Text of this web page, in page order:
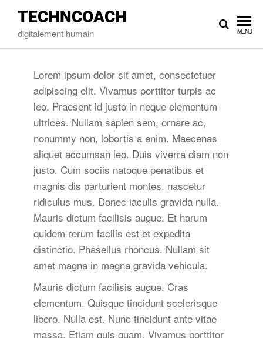
TECHNCOACH
digitalement humain MENU
Lorem ipsum dolor sit amet, consectetuer
adipiscing elit. Vivamus porttitor turpis ac
leo. Praesent id justo in neque elementum
ultrices. Nullam sapien sem, ornare ac,
nonummy non, lobortis a enim. Maecenas
aliquet accumsan leo. Duis viverra diam non
justo. Cum sociis natoque penatibus et
magnis dis parturient montes, nascetur
ridiculus mus. Donec iaculis gravida nulla.
Mauris dictum facilisis augue. Et harum
quidem rerum facilis est et expedita
distinctio. Phasellus rhoncus. Nullam sit
amet magna in magna gravida vehicula.
Mauris dictum facilisis augue. Cras
elementum. Quisque tincidunt scelerisque
libero. Nulla est. Nunc tincidunt ante vitae
massa. Etiam quis quam. Vivamus porttitor